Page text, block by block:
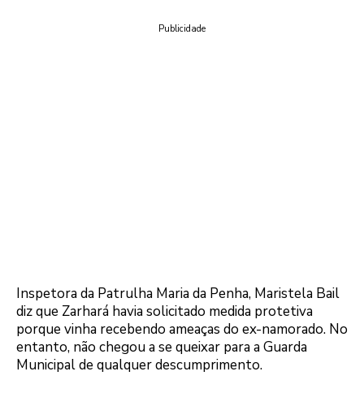
Publicidade
Inspetora da Patrulha Maria da Penha, Maristela Bail
diz que Zarhará havia solicitado medida protetiva
porque vinha recebendo ameaças do ex-namorado. No
entanto, não chegou a se queixar para a Guarda
Municipal de qualquer descumprimento.